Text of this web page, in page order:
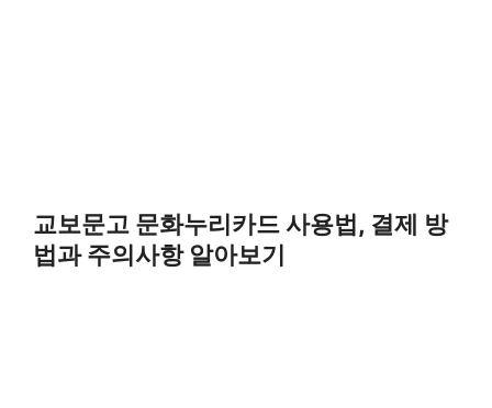
교보문고 문화누리카드 사용법, 결제 방
법과 주의사항 알아보기